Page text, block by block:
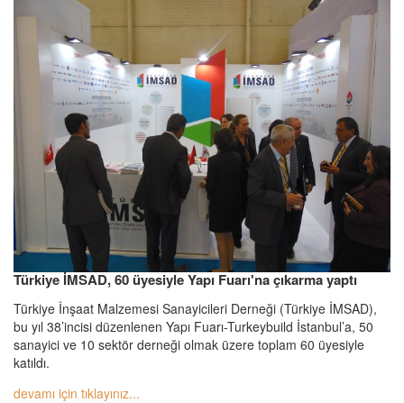
Türkiye İMSAD, 60 üyesiyle Yapı Fuarı'na çıkarma yaptı
Türkiye İnşaat Malzemesi Sanayicileri Derneği (Türkiye İMSAD),
bu yıl 38’incisi düzenlenen Yapı Fuarı-Turkeybuild İstanbul’a, 50
sanayici ve 10 sektör derneği olmak üzere toplam 60 üyesiyle
katıldı.
devamı için tıklayınız...